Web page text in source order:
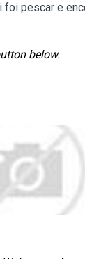
pescar e
below.